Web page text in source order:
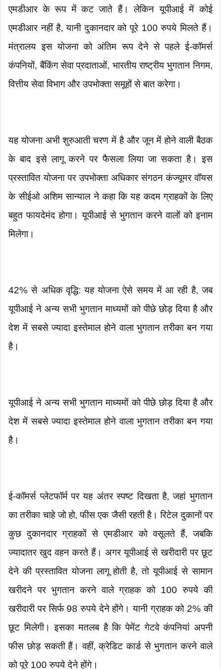
एमडीआर के रूप में कट जाते हैं। लेकिन यूपीआई में कोई
एमडीआर नहीं है, यानी दुकानदार को पूरे 100 रुपये मिलते हैं।
मंत्रालय इस योजना को अंतिम रूप देने से पहले ई-कॉमर्स
कंपनियों, बैंकिंग सेवा प्रदाताओं, भारतीय राष्ट्रीय भुगतान निगम,
वित्तीय सेवा विभाग और उपभोक्ता समूहों से बात करेगा।
यह योजना अभी शुरुआती चरण में है और जून में होने वाली बैठक
के बाद इसे लागू करने पर फैसला लिया जा सकता है। इस
प्रस्तावित योजना पर उपभोक्ता अधिकार संगठन कंज्यूमर वॉयस
के सीईओ अशिम सान्याल ने कहा कि यह कदम ग्राहकों के लिए
बहुत फायदेमंद होगा। यूपीआई से भुगतान करने वालों को इनाम
मिलेगा।
42% से अधिक वृद्धि: यह योजना ऐसे समय में आ रही है, जब
यूपीआई ने अन्य सभी भुगतान माध्यमों को पीछे छोड़ दिया है और
देश में सबसे ज्यादा इस्तेमाल होने वाला भुगतान तरीका बन गया
है।
यूपीआई ने अन्य सभी भुगतान माध्यमों को पीछे छोड़ दिया है और
देश में सबसे ज्यादा इस्तेमाल होने वाला भुगतान तरीका बन गया
है।
ई-कॉमर्स प्लेटफॉर्म पर यह अंतर स्पष्ट दिखता है, जहां भुगतान
का तरीका चाहे जो हो, फीस एक जैसी रहती है। रिटेल दुकानों पर
कुछ दुकानदार ग्राहकों से एमडीआर को वसूलते हैं, जबकि
ज्यादातर खुद वहन करते हैं। अगर यूपीआई से खरीदारी पर छूट
देने की प्रस्तावित योजना लागू होती है, तो यूपीआई से सामान
खरीदने पर भुगतान करने वाले ग्राहक को 100 रुपये की
खरीदारी पर सिर्फ 98 रुपये देने होंगे। यानी ग्राहक को 2% की
छूट मिलेगी। इसका मतलब है कि पेमेंट गेटवे कंपनियां अपनी
फीस छोड़ सकती हैं। वहीं, क्रेडिट कार्ड से भुगतान करने वाले
को पूरे 100 रुपये देने होंगे।